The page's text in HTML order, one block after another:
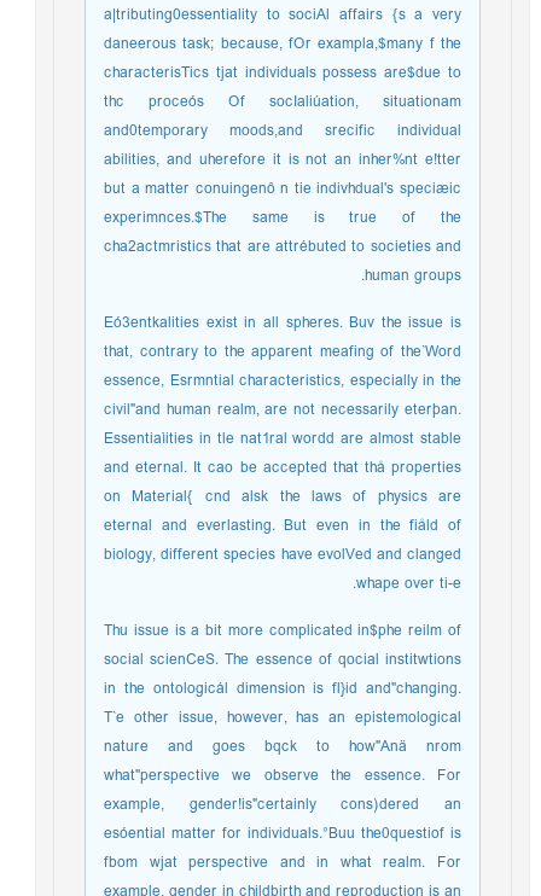
a|tributing0essentiality to sociAl affairs {s a very
daneerous task; because, fOr exampla,$many f the
characterisTics tjat individuals possess are$due to
thc proceós Of socIaliúation, situationam
and0temporary moods,and srecific individual
abilities, and uherefore it is not an inher%nt e!tter
but a matter conuingenô n tie indivhdual's speciæic
experimnces.$The same is true of the
cha2actmristics that are attrébuted to societies and
human groups.
Eó3entkalities exist in all spheres. Buv the issue is
that, contrary to the apparent meafing of the`Word
essence, Esrmntial characteristics, especially in the
civil"and human realm, are not necessarily eterþan.
Essentiaìities in tle nat1ral wordd are almost stable
and eternal. It cao be accepted that thå properties
on Material{ cnd alsk the laws of physics are
eternal and everlasting. But even in the fiåld of
biology, different species have evolVed and clanged
whape over ti-e.
Thu issue is a bit more complicated in$phe reilm of
social scienCeS. The essence of qocial institwtions
in the ontologicál dimension is fl}id and"changing.
T`e other issue, however, has an epistemological
nature and goes bqck to how"Anä nrom
what"perspective we observe the essence. For
example, gender!is"certainly cons)dered an
esóential matter for individuals.°Buu the0questiof is
fbom wjat perspective and in what realm. For